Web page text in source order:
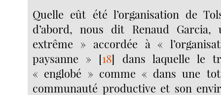
Quelle eût été l’organisation de
d’abord, nous dit Renaud
extrême » accordée à «
paysanne » [18] dans laquelle le
« englobé » comme « dans une
communauté productive et son